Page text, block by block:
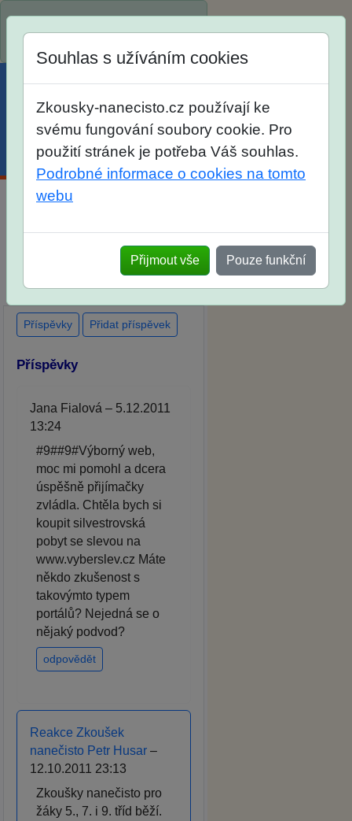
Menu Účet Košík
po skutečných přijímacích
zkouškách
Souhlas s užíváním cookies
Zkousky-nanecisto.cz používají ke
svému fungování soubory cookie. Pro
použití stránek je potřeba Váš souhlas.
Podrobné informace o cookies na tomto
webu
Přijmout vše Pouze funkční
Příspěvky Přidat příspěvek
Příspěvky
Jana Fialová – 5.12.2011
13:24
#9##9#Výborný web,
moc mi pomohl a dcera
úspěšně přijímačky
zvládla. Chtěla bych si
koupit silvestrovská
pobyt se slevou na
www.vyberslev.cz Máte
někdo zkušenost s
takovýmto typem
portálů? Nejedná se o
nějaký podvod?
odpovědět
Reakce Zkoušek
nanečisto Petr Husar –
12.10.2011 23:13
Zkoušky nanečisto pro
žáky 5., 7. i 9. tříd běží.